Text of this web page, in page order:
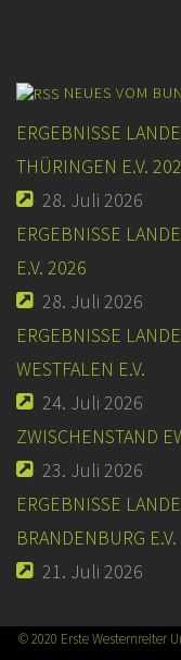
NEUES VOM
ERGEBNISSE
THÜRINGEN E.V.
28. Juli 2026
ERGEBNISSE
E.V. 2026
28. Juli 2026
ERGEBNISSE
WESTFALEN E.V.
24. Juli 2026
ZWISCHENSTAND
23. Juli 2026
ERGEBNISSE
BRANDENBURG
21. Juli 2026
© 2020 Erste Westernreiter